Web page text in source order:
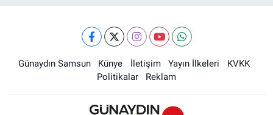
Günaydın Samsun Künye İletişim Yayın İlkeleri
KVKK
Politikalar
Reklam